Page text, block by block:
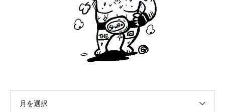
月を選択